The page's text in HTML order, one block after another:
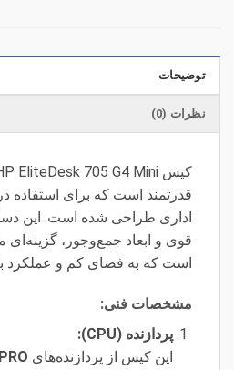
توضیحات
نظرات (0)
قدرتمند است که برای استفاده
اداری طراحی شده است. این
قوی و ابعاد جمع‌وجور،
است که به فضای کم و عملکرد
مشخصات فنی:
پردازنده (CPU):
این کیس از پردازنده‌های